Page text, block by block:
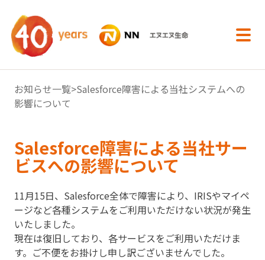
お知らせ一覧>Salesforce障害による当社システムへの
影響について
Salesforce障害による当社サー
ビスへの影響について
11月15日、Salesforce全体で障害により、IRISやマイペ
ージなど各種システムをご利用いただけない状況が発生
いたしました。
現在は復旧しており、各サービスをご利用いただけま
す。ご不便をお掛けし申し訳ございませんでした。